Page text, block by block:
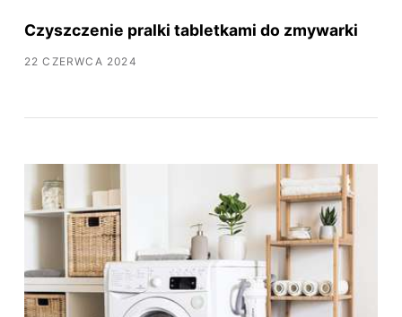
Czyszczenie pralki tabletkami do zmywarki
22 CZERWCA 2024